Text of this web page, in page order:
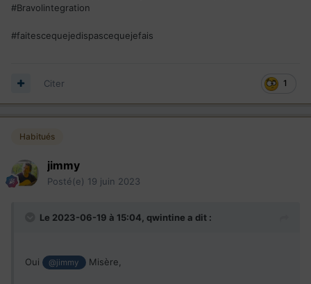
#Bravolintegration
#faitescequejedispascequejefais
1
Citer
Habitués
jimmy
Posté(e) 19 juin 2023
Le 2023-06-19 à 15:04, qwintine a dit :
Oui @jimmy Misère,